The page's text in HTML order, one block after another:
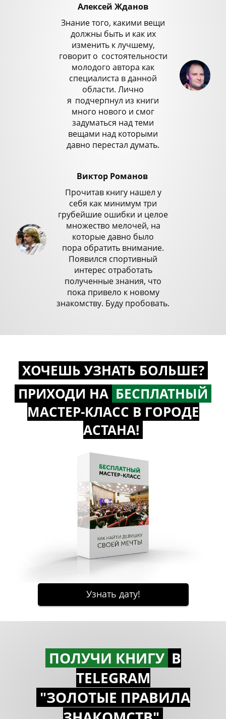
Алексей Жданов
Знание того, какими вещи
должны быть и как их
изменить к лучшему,
говорит о состоятельности
молодого автора как
специалиста в данной
области. Лично
я подчерпнул из книги
много нового и смог
задуматься над теми
вещами над которыми
давно перестал думать.
Виктор Романов
Прочитав книгу нашел у
себя как минимум три
грубейшие ошибки и целое
множество мелочей, на
которые давно было
пора обратить внимание.
Появился спортивный
интерес отработать
полученные знания, что
пока привело к новому
знакомству. Буду пробовать.
ХОЧЕШЬ УЗНАТЬ БОЛЬШЕ?
ПРИХОДИ НА БЕСПЛАТНЫЙ
МАСТЕР-КЛАСС В ГОРОДЕ
АСТАНА!
ПОЛУЧИ КНИГУ В
TELEGRAM
"ЗОЛОТЫЕ ПРАВИЛА